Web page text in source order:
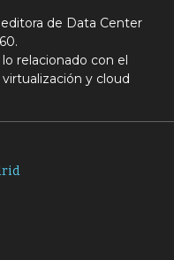
de Data Center
relacionado con el
y cloud